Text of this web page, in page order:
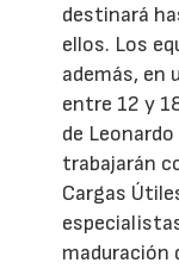
destinará
ellos. Los
además, en
entre 12 y
de
trabajarán
Cargas
maduración